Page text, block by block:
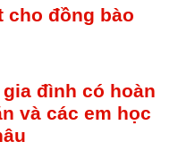
cho đồng bào
đình có hoàn
và các em học